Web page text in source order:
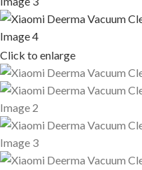
Click to enlarge